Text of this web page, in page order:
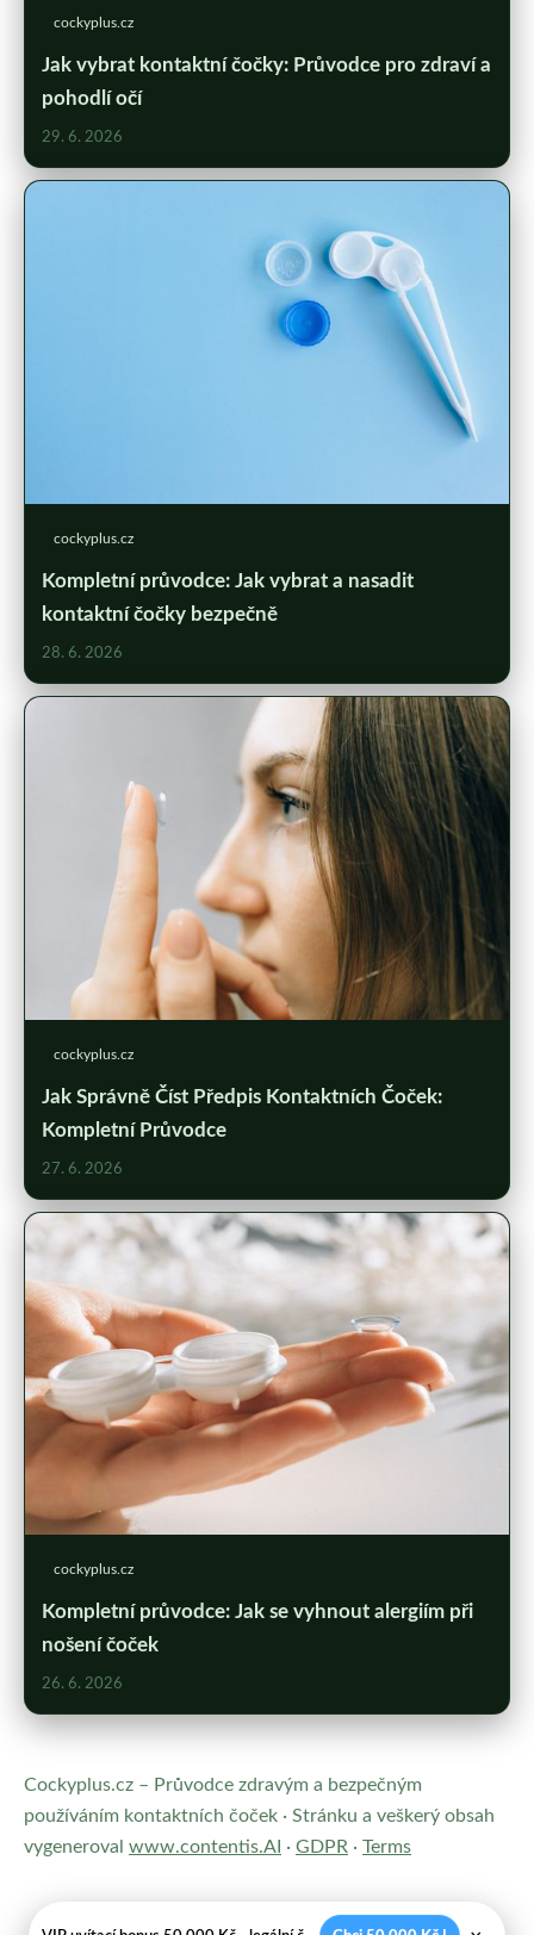
cockyplus.cz
Jak vybrat kontaktní čočky: Průvodce pro zdraví a
pohodlí očí
29. 6. 2026
cockyplus.cz
Kompletní průvodce: Jak vybrat a nasadit
kontaktní čočky bezpečně
28. 6. 2026
cockyplus.cz
Jak Správně Číst Předpis Kontaktních Čoček:
Kompletní Průvodce
27. 6. 2026
cockyplus.cz
Kompletní průvodce: Jak se vyhnout alergiím při
nošení čoček
26. 6. 2026
Cockyplus.cz – Průvodce zdravým a bezpečným
používáním kontaktních čoček · Stránku a veškerý obsah
vygeneroval www.contentis.AI · GDPR · Terms